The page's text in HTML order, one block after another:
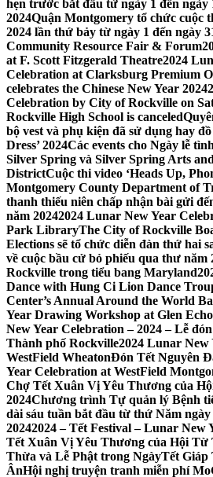
hẹn trước bắt đầu từ ngày 1 đến ngày
2024Quận Montgomery tổ chức cuộc
2024 lần thứ bảy từ ngày 1 đến ngày
Community Resource Fair & Forum
at F. Scott Fitzgerald Theatre2024
Celebration at Clarksburg Premium
celebrates the Chinese New Year 2024
Celebration by City of Rockville on
Rockville High School is canceled
bộ vest và phụ kiện đã sử dụng hay
Dress’ 2024Các events cho Ngày lễ
Silver Spring và Silver Spring Arts
DistrictCuộc thi video ‘Heads Up,
Montgomery County Department of
thanh thiếu niên chấp nhận bài gửi
năm 20242024 Lunar New Year
Park LibraryThe City of Rockville
Elections sẽ tổ chức diễn đàn thứ hai
về cuộc bầu cử bỏ phiếu qua thư năm
Rockville trong tiểu bang Maryland
Dance with Hung Ci Lion Dance
Center’s Annual Around the World
Year Drawing Workshop at Glen
New Year Celebration – 2024 – Lễ
Thành phố Rockville2024 Lunar New
WestField WheatonĐón Tết Nguyên
Year Celebration at WestField
Chợ Tết Xuân Vị Yêu Thương của
2024Chương trình Tự quản lý Bệnh
dài sáu tuần bắt đầu từ thứ Năm ngày
20242024 – Tết Festival – Lunar New
Tết Xuân Vị Yêu Thương của Hội Từ
Thừa và Lễ Phật trong NgàyTết Giáp
ÂnHội nghị truyện tranh miễn phí